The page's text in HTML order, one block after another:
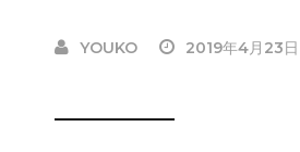
YOUKO 2019年4月23